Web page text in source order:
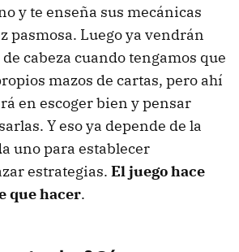
y te enseña sus mecánicas
pasmosa. Luego ya vendrán
cabeza cuando tengamos que
mazos de cartas, pero ahí
en escoger bien y pensar
Y eso ya depende de la
uno para establecer
estrategias. El juego hace
que hacer.